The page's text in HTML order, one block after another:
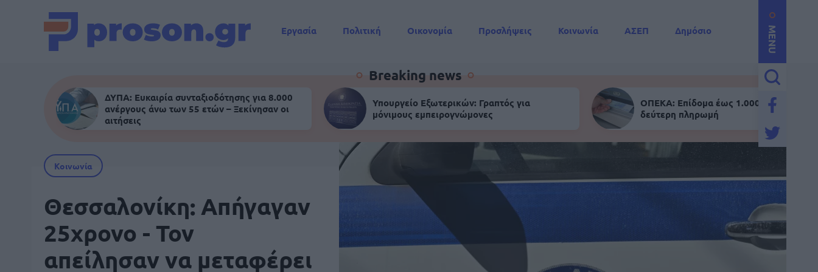
MENU
Εργασία Πολιτική Οικονομία Προσλήψεις Κοινωνία ΑΣΕΠ
Δημόσιο
Breaking news
ΔΥΠΑ: Ευκαιρία συνταξιοδότησης για 8.000
ανέργους άνω των 55 ετών – Ξεκίνησαν οι
αιτήσεις
Υπουργείο Εξωτερικών: Γραπτός για
μόνιμους εμπειρογνώμονες
ΟΠΕΚΑ: Επίδομα έως 1.000 ευρώ -
δεύτερη πληρωμή
Κοινωνία
Θεσσαλονίκη: Απήγαγαν
25χρονο - Τον
απείλησαν να μεταφέρει